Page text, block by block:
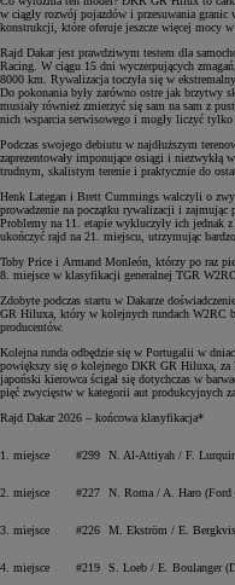
w ciągły rozwój pojazdów i przesuwania
konstrukcji, które oferuje jeszcze więcej mocy
Rajd Dakar jest prawdziwym testem dla
Racing. W ciągu 15 dni wyczerpujących
8000 km. Rywalizacja toczyła się w
Do pokonania były zarówno ostre jak brzytwy
musiały również zmierzyć się sam na sam z
nich wsparcia serwisowego i mogły liczyć
Podczas swojego debiutu w najdłuższym
zaprezentowały imponujące osiągi i niezwykłą
trudnym, skalistym terenie i praktycznie do
Henk Lategan i Brett Cummings walczyli o
prowadzenie na początku rywalizacji i zajmując
Problemy na 11. etapie wykluczyły ich jednak
ukończyć rajd na 21. miejscu, utrzymując
Toby Price i Armand Monleón, którzy po raz
8. miejsce w klasyfikacji generalnej TGR
Zdobyte podczas startu w Dakarze
GR Hiluxa, który w kolejnych rundach W2RC
producentów.
Kolejna runda odbędzie się w Portugalii w
powiększy się o kolejnego DKR GR Hiluxa, za
japoński kierowca ścigał się dotychczas w
pięć zwycięstw w kategorii aut produkcyjnych
Rajd Dakar 2026 – końcowa klasyfikacja*
1. miejsce #299 N. Al-Attiyah / F.
2. miejsce #227 N. Roma / A. Haro (Ford
3. miejsce #226 M. Ekström / E.
4. miejsce #219 S. Loeb / E. Boulanger